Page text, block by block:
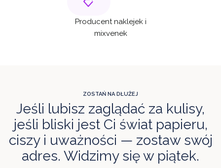
Producent naklejek i
mixvenek
ZOSTAŃ NA DŁUŻEJ
Jeśli lubisz zaglądać za kulisy,
jeśli bliski jest Ci świat papieru,
ciszy i uważności — zostaw swój
adres. Widzimy się w piątek.